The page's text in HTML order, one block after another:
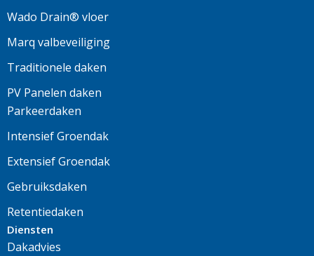
Wado Drain® vloer
Marq valbeveiliging
Traditionele daken
PV Panelen daken
Parkeerdaken
Intensief Groendak
Extensief Groendak
Gebruiksdaken
Retentiedaken
Diensten
Dakadvies